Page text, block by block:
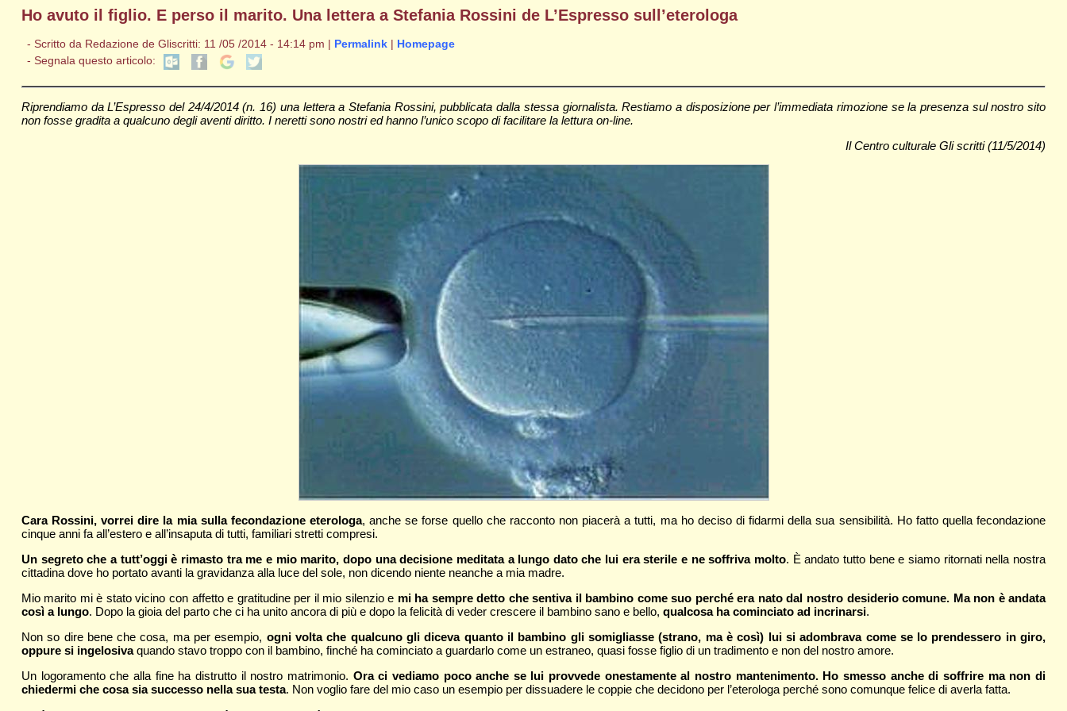
Ho avuto il figlio. E perso il marito. Una lettera a Stefania Rossini de L’Espresso sull’eterologa
- Scritto da Redazione de Gliscritti: 11 /05 /2014 - 14:14 pm | Permalink| Homepage
- Segnala questo articolo:
Riprendiamo da L’Espresso del 24/4/2014 (n. 16) una lettera a Stefania Rossini, pubblicata dalla stessa giornalista. Restiamo a disposizione per l’immediata rimozione se la presenza sul nostro sito
non fosse gradita a qualcuno degli aventi diritto. I neretti sono nostri ed hanno l’unico scopo di facilitare la lettura on-line.
Il Centro culturale Gli scritti (11/5/2014)
Cara Rossini, vorrei dire la mia sulla fecondazione eterologa, anche se forse quello che racconto non piacerà a tutti, ma ho deciso di fidarmi della sua sensibilità. Ho fatto quella fecondazione
cinque anni fa all’estero e all’insaputa di tutti, familiari stretti compresi.
Un segreto che a tutt’oggi è rimasto tra me e mio marito, dopo una decisione meditata a lungo dato che lui era sterile e ne soffriva molto. È andato tutto bene e siamo ritornati nella nostra
cittadina dove ho portato avanti la gravidanza alla luce del sole, non dicendo niente neanche a mia madre.
Mio marito mi è stato vicino con affetto e gratitudine per il mio silenzio e mi ha sempre detto che sentiva il bambino come suo perché era nato dal nostro desiderio comune. Ma non è andata
così a lungo. Dopo la gioia del parto che ci ha unito ancora di più e dopo la felicità di veder crescere il bambino sano e bello, qualcosa ha cominciato ad incrinarsi.
Non so dire bene che cosa, ma per esempio, ogni volta che qualcuno gli diceva quanto il bambino gli somigliasse (strano, ma è così) lui si adombrava come se lo prendessero in giro,
oppure si ingelosivaquando stavo troppo con il bambino, finché ha cominciato a guardarlo come un estraneo, quasi fosse figlio di un tradimento e non del nostro amore.
Un logoramento che alla fine ha distrutto il nostro matrimonio. Ora ci vediamo poco anche se lui provvede onestamente al nostro mantenimento. Ho smesso anche di soffrire ma non di
chiedermi che cosa sia successo nella sua testa. Non voglio fare del mio caso un esempio per dissuadere le coppie che decidono per l’eterologa perché sono comunque felice di averla fatta.